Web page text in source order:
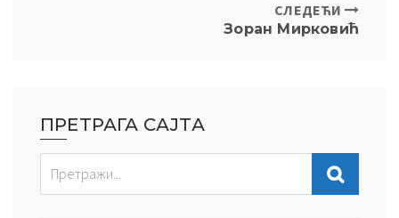
СЛЕДЕЋИ
Зоран Мирковић
ПРЕТРАГА САЈТА